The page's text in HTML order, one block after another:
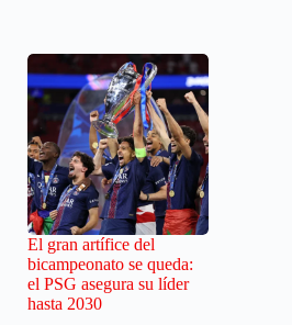
El gran artífice del
bicampeonato se queda:
el PSG asegura su líder
hasta 2030